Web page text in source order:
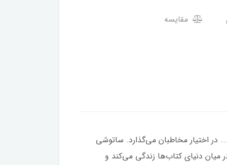
مقایسه
اختیار مخاطبان می‌گذارد. ساتوشی
دنیای کتاب‌ها زندگی می‌کند و